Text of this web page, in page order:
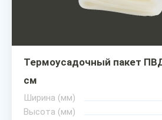
Термоусадочный пакет
см
Ширина (мм)
Высота (мм)